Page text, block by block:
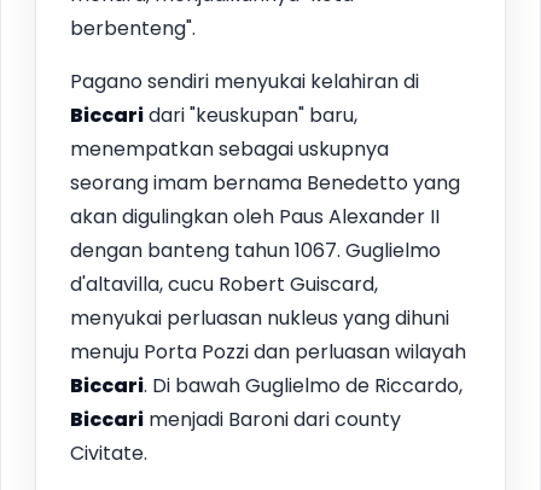
berbenteng".
Pagano sendiri menyukai kelahiran di
Biccaridari "keuskupan" baru,
menempatkan sebagai uskupnya
seorang imam bernama Benedetto yang
akan digulingkan oleh Paus Alexander II
dengan banteng tahun 1067. Guglielmo
d'altavilla, cucu Robert Guiscard,
menyukai perluasan nukleus yang dihuni
menuju Porta Pozzi dan perluasan wilayah
Biccari. Di bawah Guglielmo de Riccardo,
Biccari menjadi Baroni dari county
Civitate.